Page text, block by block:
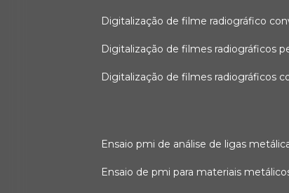
digitalização de filme radiográfico
digitalização de filmes radiográficos
digitalização de filmes radiográficos
ensaio pmi de análise de ligas
ensaio de pmi para materiais